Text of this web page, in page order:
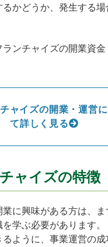
かどうか、発生する
ンチャイズの開業資
ャイズの開業・運営
て詳しく見る
ャイズの特徴
に興味がある方は、
学ぶ必要があります。
ように、事業運営の